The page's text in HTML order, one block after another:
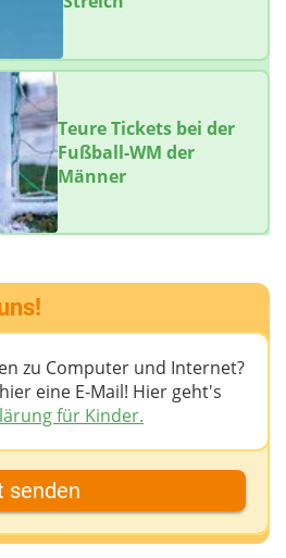
Teure Tickets bei der
Fußball-WM der
Männer
zu Computer und Internet?
eine E-Mail! Hier geht's
für Kinder.
senden